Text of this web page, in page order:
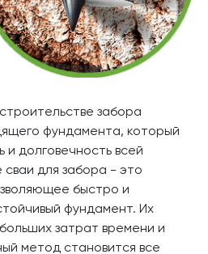
забора
фундамента, который
долговечность всей
сваи для забора - это
быстро и
фундамент. Их
затрат времени и
метод становится все